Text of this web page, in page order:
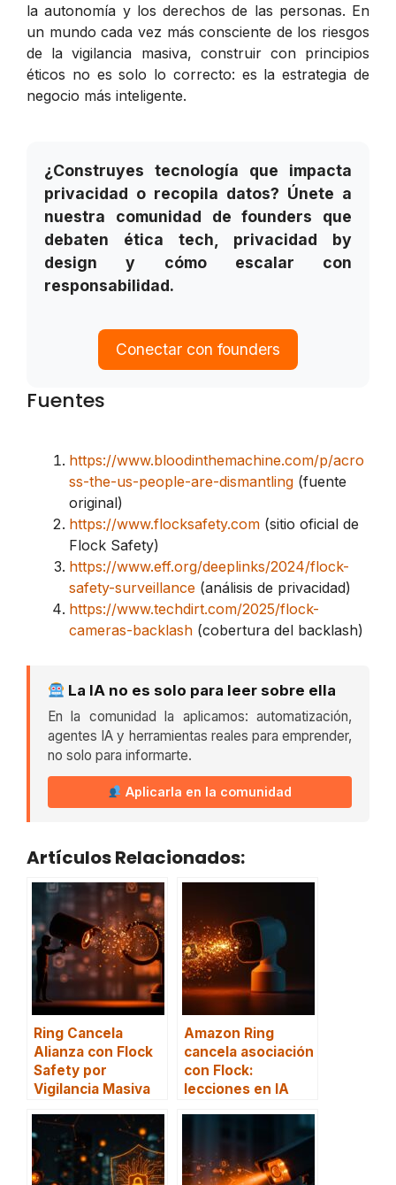
la autonomía y los derechos de las personas. En
un mundo cada vez más consciente de los riesgos
de la vigilancia masiva, construir con principios
éticos no es solo lo correcto: es la estrategia de
negocio más inteligente.
¿Construyes tecnología que impacta
privacidad o recopila datos? Únete a
nuestra comunidad de founders que
debaten ética tech, privacidad by
design y cómo escalar con
responsabilidad.
Conectar con founders
Fuentes
https://www.bloodinthemachine.com/p/acro
ss-the-us-people-are-dismantling (fuente
original)
https://www.flocksafety.com (sitio oficial de
Flock Safety)
https://www.eff.org/deeplinks/2024/flock-
safety-surveillance (análisis de privacidad)
https://www.techdirt.com/2025/flock-
cameras-backlash (cobertura del backlash)
La IA no es solo para leer sobre ella
En la comunidad la aplicamos: automatización,
agentes IA y herramientas reales para emprender,
no solo para informarte.
Aplicarla en la comunidad
Artículos Relacionados:
Ring Cancela
Alianza con Flock
Safety por
Vigilancia Masiva
Amazon Ring
cancela asociación
con Flock:
lecciones en IA